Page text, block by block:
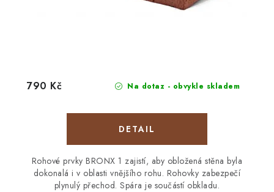
Na dotaz - obvykle skladem
790 Kč
Rohové prvky BRONX 1 zajistí, aby obložená stěna byla
dokonalá i v oblasti vnějšího rohu. Rohovky zabezpečí
plynulý přechod. Spára je součástí obkladu.